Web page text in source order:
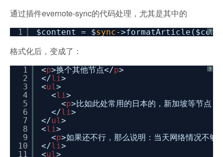
通过插件evernote-sync的代码处理，尤其是其中的
?
1 $content = $sync-
格式化后，变成了：
?
1
2
3
4
5
6
7
8
9
10
11
<p>换个其他节点</p>
</li>
<ul>
<li>
<p>比如此处常用的日本的，新加坡等节点
</li>
</ul>
<li>
<p>如果还不行，那么说明：当天网络情况不够
</li>
<ul>